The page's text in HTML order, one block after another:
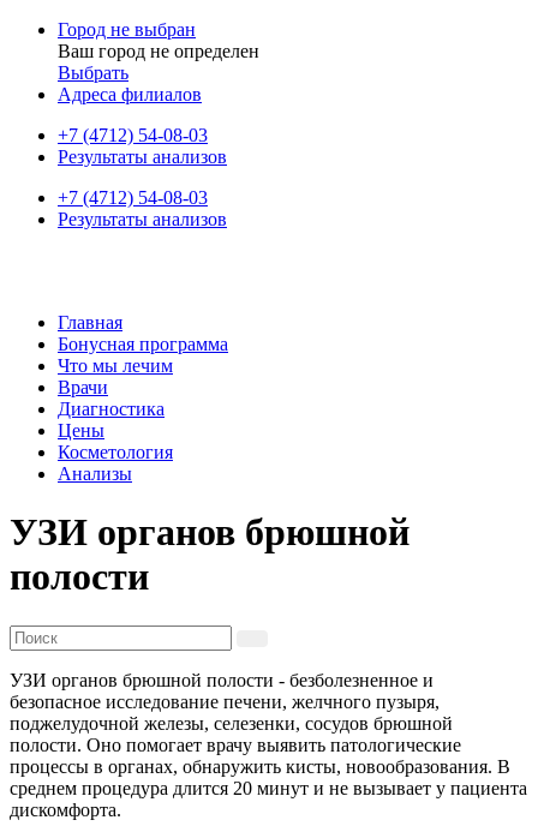
Город не выбран
Ваш город не определен
Выбрать
Адреса филиалов
+7 (4712) 54-08-03
Результаты анализов
+7 (4712) 54-08-03
Результаты анализов
Главная
Бонусная программа
Что мы лечим
Врачи
Диагностика
Цены
Косметология
Анализы
УЗИ органов брюшной
полости
УЗИ органов брюшной полости - безболезненное и
безопасное исследование печени, желчного пузыря,
поджелудочной железы, селезенки, сосудов брюшной
полости. Оно помогает врачу выявить патологические
процессы в органах, обнаружить кисты, новообразования. В
среднем процедура длится 20 минут и не вызывает у пациента
дискомфорта.